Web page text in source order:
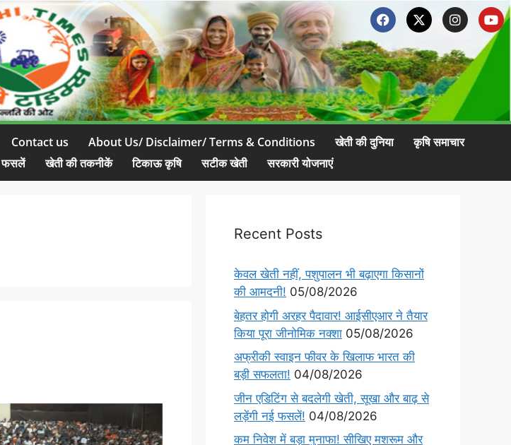
Contact us About Us/ Disclaimer/ Terms & Conditions खेती की दुनिया
कृषि समाचार
फसलें खेती की तकनीकें टिकाऊ कृषि सटीक खेती सरकारी योजनाएं
Recent Posts
केवल खेती नहीं, पशुपालन भी बढ़ाएगा किसानों
की आमदनी! 05/08/2026
बेहतर होगी अरहर पैदावार! आईसीएआर ने तैयार
किया पूरा जीनोमिक नक्शा 05/08/2026
अफ्रीकी स्वाइन फीवर के खिलाफ भारत की
बड़ी सफलता! 04/08/2026
जीन एडिटिंग से बदलेगी खेती, सूखा और बाढ़ से
लड़ेंगी नई फसलें! 04/08/2026
कम निवेश में बड़ा मुनाफा! सीखिए मशरूम और